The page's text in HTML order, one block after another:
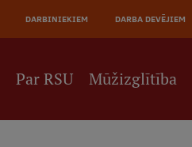
DARBINIEKIEM DARBA DEVĒJIEM
Par RSU Mūžizglītība